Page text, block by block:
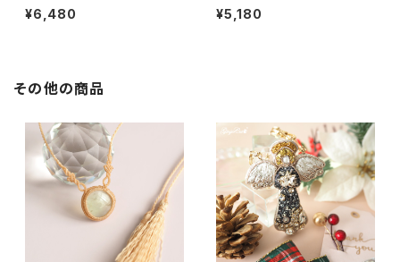
ーフ・誕生日ギフトや還暦祝いに
¥6,480
ーフ・誕生日ギフトや還暦祝いに
¥5,180
その他の商品